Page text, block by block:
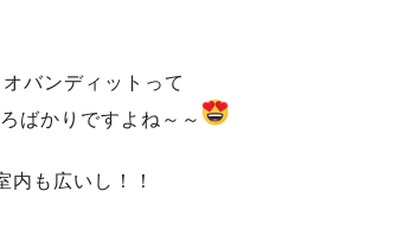
バンディットって
ばかりですよね～～
内も広いし！！